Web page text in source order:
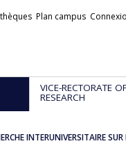
Plan campus
VICE-RECTORATE
RESEARCH
INTERUNIVERSITAIRE